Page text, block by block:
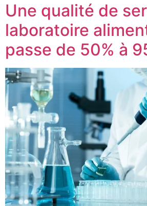
Une qualité de
laboratoire
passe de 50% à